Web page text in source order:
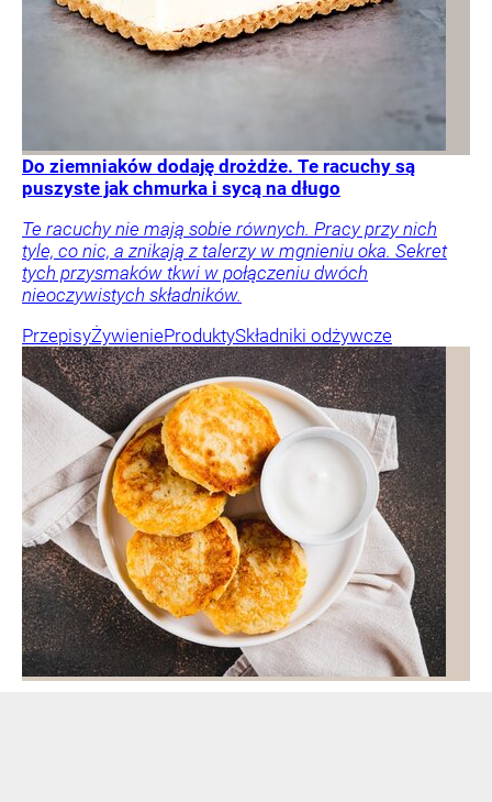
Do ziemniaków dodaję drożdże. Te racuchy są
puszyste jak chmurka i sycą na długo
Te racuchy nie mają sobie równych. Pracy przy nich
tyle, co nic, a znikają z talerzy w mgnieniu oka. Sekret
tych przysmaków tkwi w połączeniu dwóch
nieoczywistych składników.
PrzepisyŻywienieProduktySkładniki odżywcze